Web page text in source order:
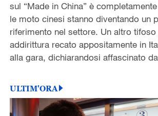
sul “Made in China” è
le moto cinesi stanno diventando un
riferimento nel settore. Un altro
addirittura recato appositamente in
alla gara, dichiarandosi affascinato
ULTIM'ORA